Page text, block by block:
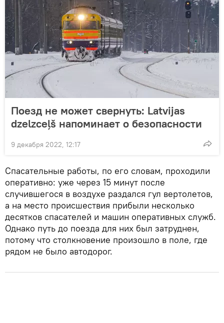
Поезд не может свернуть: Latvijas
dzelzceļš напоминает о безопасности
9 декабря 2022, 12:17
Спасательные работы, по его словам, проходили
оперативно: уже через 15 минут после
случившегося в воздухе раздался гул вертолетов,
а на место происшествия прибыли несколько
десятков спасателей и машин оперативных служб.
Однако путь до поезда для них был затруднен,
потому что столкновение произошло в поле, где
рядом не было автодорог.